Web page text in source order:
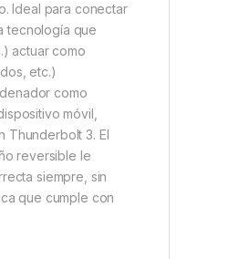
Ideal para conectar
tecnología que
actuar como
etc.)
como
móvil,
Thunderbolt 3. El
reversible le
siempre, sin
que cumple con